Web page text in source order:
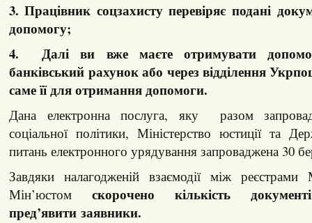
3. Працівник соцзахисту перевіряє подані
допомогу;
4. Далі ви вже маєте отримувати
банківський рахунок або через відділення
саме її для отримання допомоги.
Дана електронна послуга, яку разом
соціальної політики, Міністерство юстиції та
питань електронного урядування запроваджена 30
Завдяки налагодженій взаємодії між реєстрами
Мін’юстом скорочено кількість
пред’явити заявники.